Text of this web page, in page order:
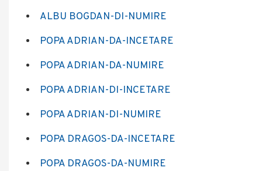
ALBU BOGDAN-DI-NUMIRE
POPA ADRIAN-DA-INCETARE
POPA ADRIAN-DA-NUMIRE
POPA ADRIAN-DI-INCETARE
POPA ADRIAN-DI-NUMIRE
POPA DRAGOS-DA-INCETARE
POPA DRAGOS-DA-NUMIRE